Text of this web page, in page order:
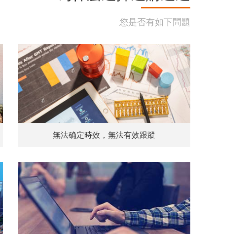
您是否有如下問題
無法确定時效，無法有效跟蹤